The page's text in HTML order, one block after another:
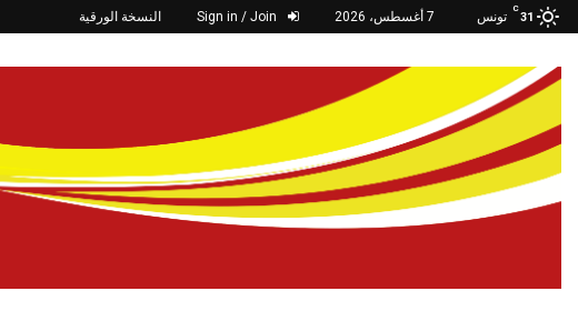
31
C
تونس 7 أغسطس، 2026 النسخة الورقية